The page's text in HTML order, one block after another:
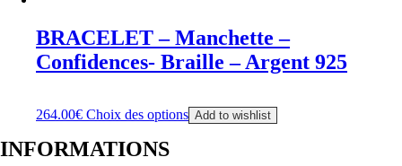
BRACELET – Manchette –
Confidences- Braille – Argent 925
264.00€ Choix des options Add to wishlist
INFORMATIONS